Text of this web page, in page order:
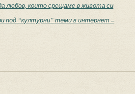
любов, които срещаме в живота си
под “културни” теми в интернет –